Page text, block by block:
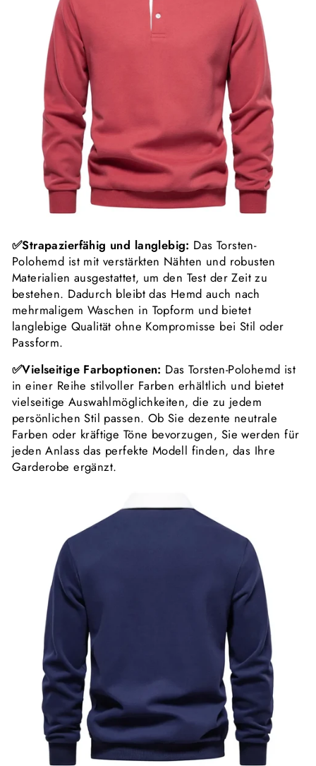
✅Strapazierfähig und langlebig: Das Torsten-
Polohemd ist mit verstärkten Nähten und robusten
Materialien ausgestattet, um den Test der Zeit zu
bestehen. Dadurch bleibt das Hemd auch nach
mehrmaligem Waschen in Topform und bietet
langlebige Qualität ohne Kompromisse bei Stil oder
Passform.
✅Vielseitige Farboptionen: Das Torsten-Polohemd ist
in einer Reihe stilvoller Farben erhältlich und bietet
vielseitige Auswahlmöglichkeiten, die zu jedem
persönlichen Stil passen. Ob Sie dezente neutrale
Farben oder kräftige Töne bevorzugen, Sie werden für
jeden Anlass das perfekte Modell finden, das Ihre
Garderobe ergänzt.